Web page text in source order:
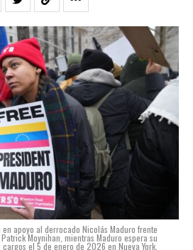
apoyo al derrocado Nicolás Maduro frente
Moynihan, mientras Maduro espera su
el 5 de enero de 2026 en Nueva York.